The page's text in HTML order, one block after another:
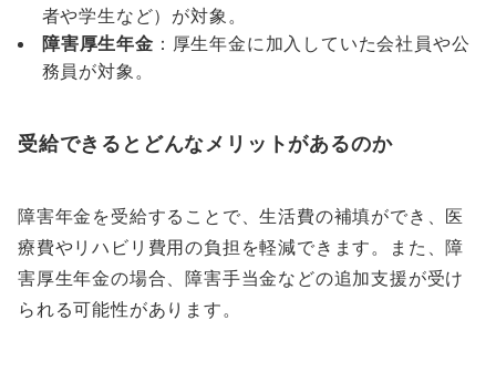
者や学生など）が対象。
障害厚生年金 ：厚生年金に加入していた会社員や公
務員が対象。
受給できるとどんなメリットがあるのか
障害年金を受給することで、生活費の補填ができ、医
療費やリハビリ費用の負担を軽減できます。また、障
害厚生年金の場合、障害手当金などの追加支援が受け
られる可能性があります。